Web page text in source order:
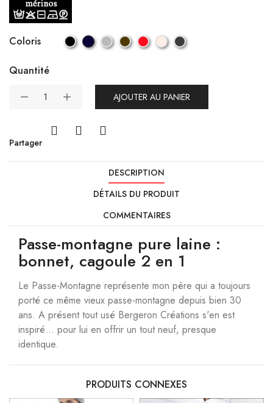
Coloris
Quantité
AJOUTER AU PANIER
Partager
DESCRIPTION
DÉTAILS DU PRODUIT
COMMENTAIRES
Passe-montagne pure laine :
bonnet, cagoule 2 en 1
Le Passe-Montagne représente mon père qui a toujours
porté ce même vieux passe-montagne depuis bien 30
ans. A présent tout usé Bergeron Créations s'en est
inspiré... pour lui en offrir un tout neuf, presque
identique.
PRODUITS CONNEXES